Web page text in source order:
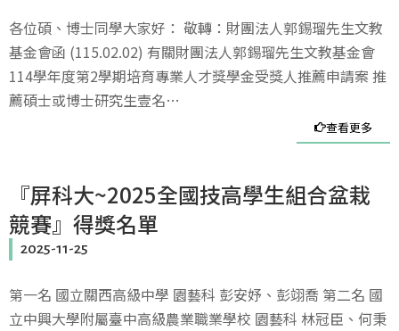
各位碩、博士同學大家好： 敬轉：財團法人郭錫瑠先生文教
基金會函 (115.02.02) 有關財團法人郭錫瑠先生文教基金會
114學年度第2學期培育專業人才獎學金受獎人推薦申請案 推
薦碩士或博士研究生壹名…
查看更多
『屏科大~2025全國技高學生組合盆栽
競賽』得獎名單
2025-11-25
第一名 國立關西高級中學 園藝科 彭安妤、彭翊喬 第二名 國
立中興大學附屬臺中高級農業職業學校 園藝科 林冠臣、何秉